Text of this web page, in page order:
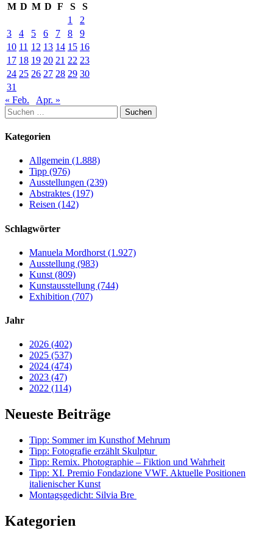
M D M D F S
S
1
2
3
4 5 6 7 8
9
10 11 12 13 14 15 16
17 18 19 20 21 22 23
24 25 26 27 28 29 30
31
« Feb.
Apr. »
Suchen
nach:
Kategorien
Allgemein (1.888)
Tipp (976)
Ausstellungen (239)
Abstraktes (197)
Reisen (142)
Schlagwörter
Manuela Mordhorst (1.927)
Ausstellung (983)
Kunst (809)
Kunstausstellung (744)
Exhibition (707)
Jahr
2026 (402)
2025 (537)
2024 (474)
2023 (47)
2022 (114)
Neueste Beiträge
Tipp: Sommer im Kunsthof Mehrum
Tipp: Fotografie erzählt Skulptur
Tipp: Remix. Photographie – Fiktion und Wahrheit
Tipp: XI. Premio Fondazione VWF. Aktuelle Positionen
italienischer Kunst
Montagsgedicht: Silvia Bre
Kategorien